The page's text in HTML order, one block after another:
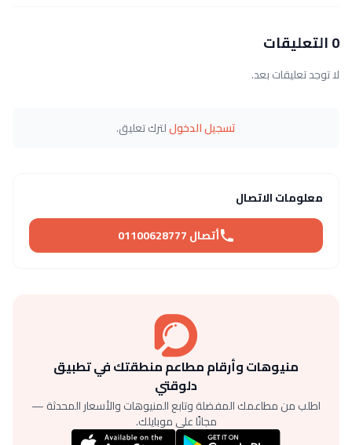
0 التعليقات
لا توجد تعليقات بعد.
تسجيل الدخوللترك تعليق.
معلومات الاتصال
أتصال 01100628777
منيوهات وأرقام مطاعم منطقتك في تطبيق
دلوقتي
اطلب من مطاعمك المفضلة وتابع المنيوهات والأسعار المحدثة —
مجانًا على موبايلك.